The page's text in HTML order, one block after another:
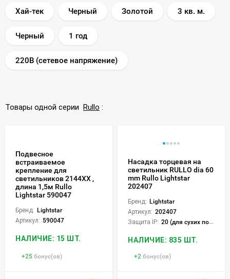
Хай-тек Черный Золотой 3 кв. м.
Черный 1 год
220В (сетевое напряжение)
Товары одной серии Rullo :
Подвесное
встраиваемое
крепление для
светильников 2144XХ ,
длина 1,5м Rullo
Lightstar 590047
Бренд: Lightstar
Артикул: 590047
НАЛИЧИЕ: 15 ШТ.
+25 бонус(ов)
Насадка торцевая на
светильник RULLO dia 60
mm Rullo Lightstar
202407
Бренд: Lightstar
Артикул: 202407
Защита IP: 20 (для сухих пом.)
НАЛИЧИЕ: 835 ШТ.
+2 бонус(ов)